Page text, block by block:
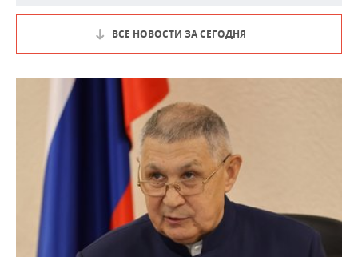
ВСЕ НОВОСТИ ЗА СЕГОДНЯ